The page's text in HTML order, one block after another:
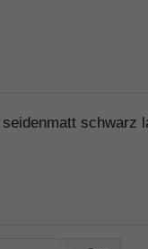
schwarz